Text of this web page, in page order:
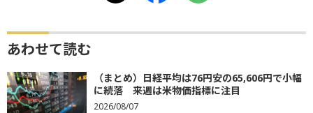
あわせて読む
（まとめ）日経平均は76円安の65,606円で小幅
に続落 来週は米物価指標に注目
2026/08/07